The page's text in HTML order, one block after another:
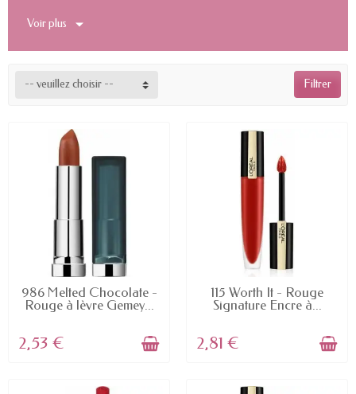
Maquillage pas cher, Maquillage Discount.
sensationnal et beaucoup d'autres modèles.
Voir plus
Filtrer
-- veuillez choisir --
EN STOCK
986 Melted Chocolate -
Rouge à lèvre Gemey...
2,53 €
EN STOCK
115 Worth It - Rouge
Signature Encre à...
2,81 €